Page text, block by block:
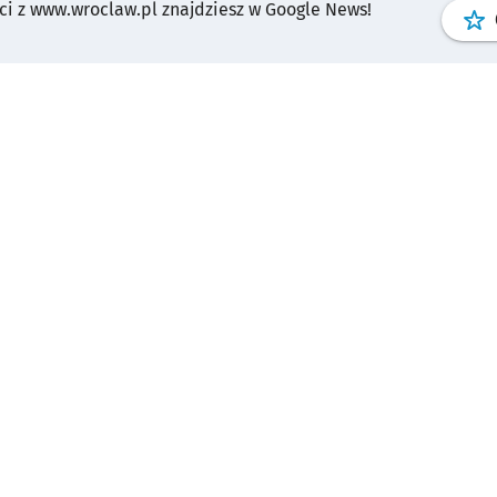
z www.wroclaw.pl znajdziesz w Google News!